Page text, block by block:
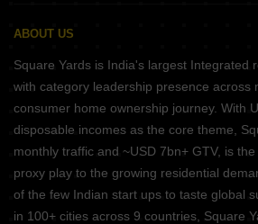
ABOUT US
Square Yards is India's largest Integrated
with category leadership presence across
consumer home ownership journey. With
disposable incomes as the core theme,
monthly traffic and ~USD 7bn+ GTV, is
proxy play to the growing residential
of the few Indian start ups to taste global
in 100+ cities across 9 countries, Square